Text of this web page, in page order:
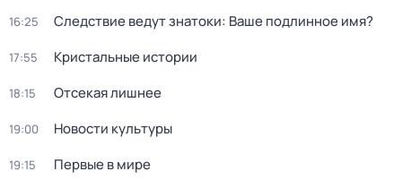
16:25 Следствие ведут знатоки: Ваше подлинное имя?
17:55 Кристальные истории
18:15 Отсекая лишнее
19:00 Новости культуры
19:15 Первые в мире